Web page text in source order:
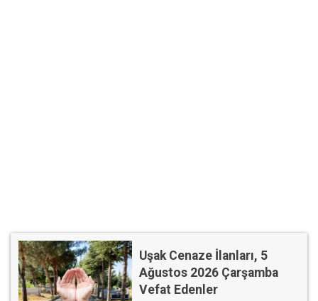
Uşak Cenaze İlanları, 5
Ağustos 2026 Çarşamba
Vefat Edenler